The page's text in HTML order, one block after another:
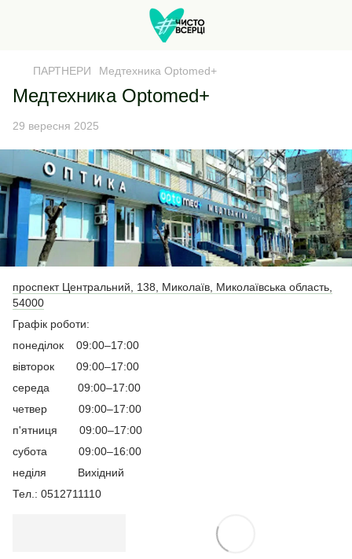
ПАРТНЕРИ Медтехника Optomed+
Медтехника Optomed+
29 вересня 2025
проспект Центральний, 138, Миколаїв, Миколаївська область,
54000
Графік роботи:
понеділок 09:00–17:00
вівторок 09:00–17:00
середа 09:00–17:00
четвер 09:00–17:00
п'ятниця 09:00–17:00
субота 09:00–16:00
неділя Вихідний
Тел.: 0512711110